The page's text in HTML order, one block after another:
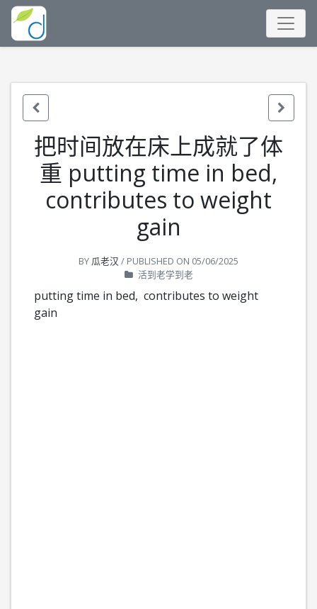
把时间放在床上成就了体
重 putting time in bed,
contributes to weight
gain
BY 瓜老汉 / PUBLISHED ON 05/06/2025
活到老学到老
putting time in bed, contributes to weight
gain